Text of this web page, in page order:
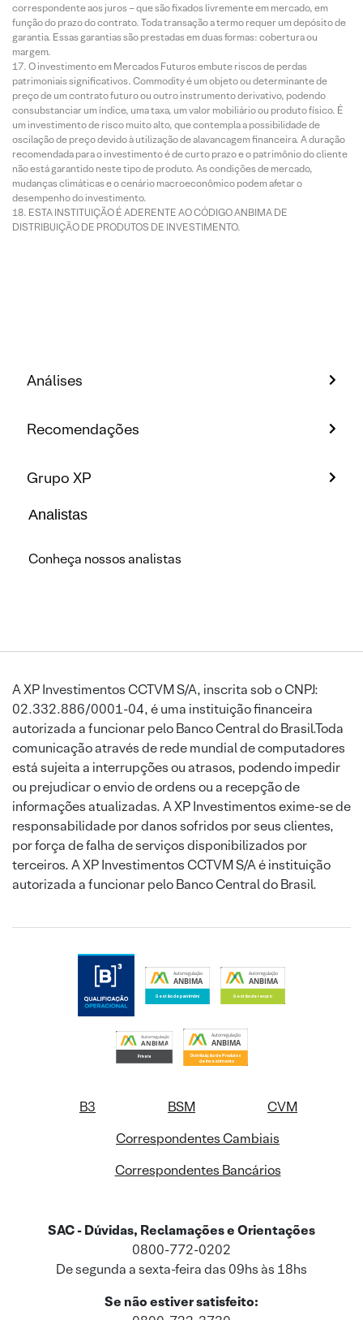
correspondente aos juros – que são fixados livremente em mercado, em
função do prazo do contrato. Toda transação a termo requer um depósito de
garantia. Essas garantias são prestadas em duas formas: cobertura ou
margem.
O investimento em Mercados Futuros embute riscos de perdas
patrimoniais significativos. Commodity é um objeto ou determinante de
preço de um contrato futuro ou outro instrumento derivativo, podendo
consubstanciar um índice, uma taxa, um valor mobiliário ou produto físico. É
um investimento de risco muito alto, que contempla a possibilidade de
oscilação de preço devido à utilização de alavancagem financeira. A duração
recomendada para o investimento é de curto prazo e o patrimônio do cliente
não está garantido neste tipo de produto. As condições de mercado,
mudanças climáticas e o cenário macroeconômico podem afetar o
desempenho do investimento.
ESTA INSTITUIÇÃO É ADERENTE AO CÓDIGO ANBIMA DE
DISTRIBUIÇÃO DE PRODUTOS DE INVESTIMENTO.
Análises
Recomendações
Grupo XP
Analistas
Conheça nossos analistas
A XP Investimentos CCTVM S/A, inscrita sob o CNPJ:
02.332.886/0001-04, é uma instituição financeira
autorizada a funcionar pelo Banco Central do Brasil.Toda
comunicação através de rede mundial de computadores
está sujeita a interrupções ou atrasos, podendo impedir
ou prejudicar o envio de ordens ou a recepção de
informações atualizadas. A XP Investimentos exime-se de
responsabilidade por danos sofridos por seus clientes,
por força de falha de serviços disponibilizados por
terceiros. A XP Investimentos CCTVM S/A é instituição
autorizada a funcionar pelo Banco Central do Brasil.
B3 BSM
CVM
Correspondentes Cambiais
Correspondentes Bancários
SAC - Dúvidas, Reclamações e Orientações
0800-772-0202
De segunda a sexta-feira das 09hs às 18hs
Se não estiver satisfeito: